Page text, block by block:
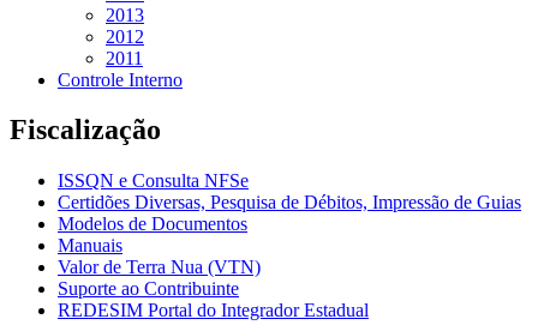
2013
2012
2011
Controle Interno
Fiscalização
ISSQN e Consulta NFSe
Certidões Diversas, Pesquisa de Débitos, Impressão de Guias
Modelos de Documentos
Manuais
Valor de Terra Nua (VTN)
Suporte ao Contribuinte
REDESIM Portal do Integrador Estadual